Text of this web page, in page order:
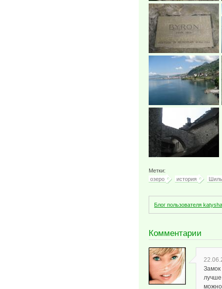
Метки:
озеро
история
Блог пользователя katysha
Комментарии
Замок
можно